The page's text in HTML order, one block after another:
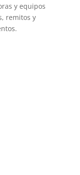
y equipos
remitos y